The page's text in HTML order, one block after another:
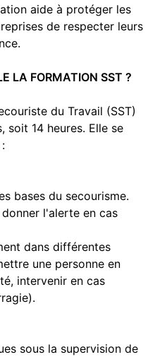
aide à protéger les
de respecter leurs
nce.
LA FORMATION SST ?
du Travail (SST)
soit 14 heures. Elle se
du secourisme.
l'alerte en cas
dans différentes
une personne en
intervenir en cas
sous la supervision de